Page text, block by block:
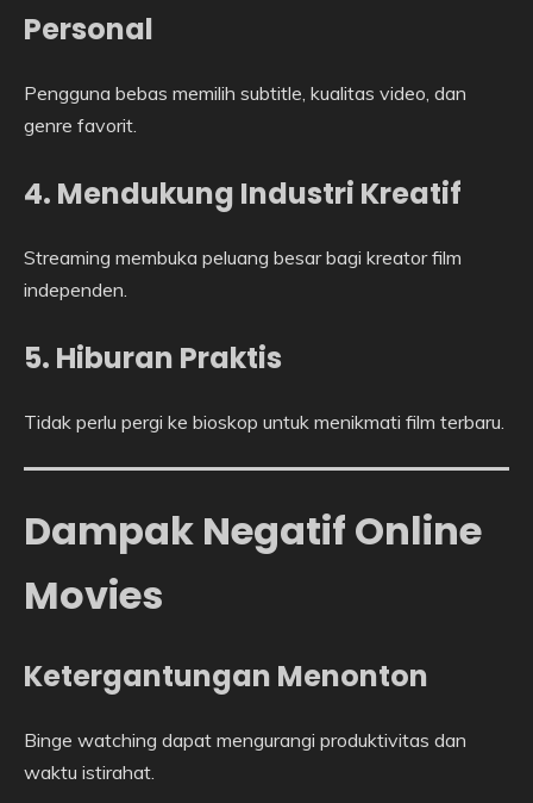
Personal
Pengguna bebas memilih subtitle, kualitas video, dan
genre favorit.
4. Mendukung Industri Kreatif
Streaming membuka peluang besar bagi kreator film
independen.
5. Hiburan Praktis
Tidak perlu pergi ke bioskop untuk menikmati film terbaru.
Dampak Negatif Online
Movies
Ketergantungan Menonton
Binge watching dapat mengurangi produktivitas dan
waktu istirahat.